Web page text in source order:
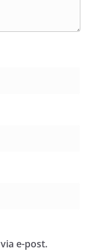
e-post.